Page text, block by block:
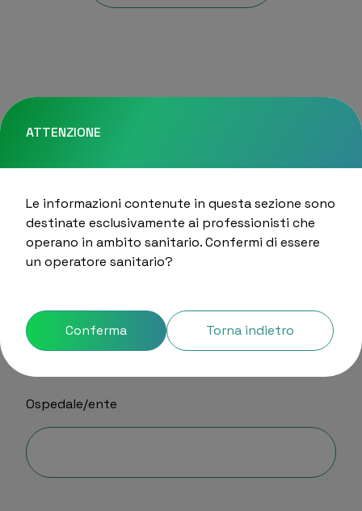
ATTENZIONE
Le informazioni contenute in questa sezione sono
destinate esclusivamente ai professionisti che
operano in ambito sanitario. Confermi di essere
un operatore sanitario?
Conferma Torna indietro
Richiedi informazioni
Ospedale/ente